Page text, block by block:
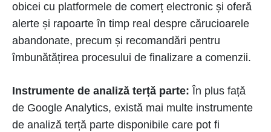
obicei cu platformele de comerț electronic și oferă
alerte și rapoarte în timp real despre cărucioarele
abandonate, precum și recomandări pentru
îmbunătățirea procesului de finalizare a comenzii.
Instrumente de analiză terță parte: În plus față
de Google Analytics, există mai multe instrumente
de analiză terță parte disponibile care pot fi